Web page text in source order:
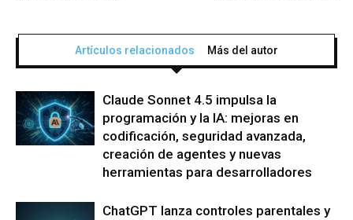
Artículos relacionados Más del autor
Claude Sonnet 4.5 impulsa la
programación y la IA: mejoras en
codificación, seguridad avanzada,
creación de agentes y nuevas
herramientas para desarrolladores
ChatGPT lanza controles parentales y